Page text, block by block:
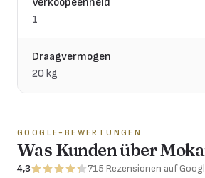
Verkoopeenheid
1
Draagvermogen
20 kg
GOOGLE-BEWERTUNGEN
Was Kunden über
4,3 715 Rezensionen auf